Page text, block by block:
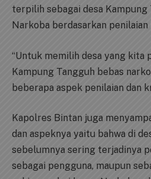
terpilih sebagai desa Kampung
Narkoba berdasarkan penilaian
“Untuk memilih desa yang kita
Kampung Tangguh bebas
beberapa aspek penilaian dan
Kapolres Bintan juga
dan aspeknya yaitu bahwa di
sebelumnya sering terjadinya
sebagai pengguna, maupun